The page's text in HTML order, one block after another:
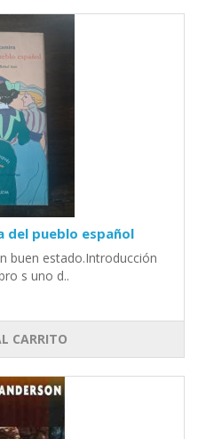
del pueblo español
buen estado.Introducción
s uno d..
CARRITO